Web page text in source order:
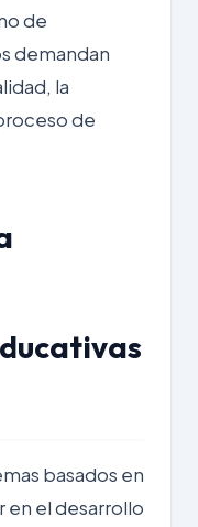
de
demandan
la
de
basados en
en el desarrollo